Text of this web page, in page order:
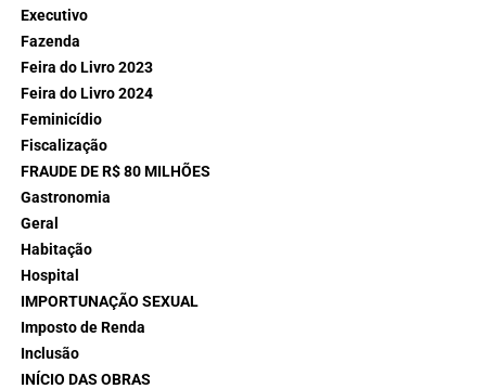
Executivo
Fazenda
Feira do Livro 2023
Feira do Livro 2024
Feminicídio
Fiscalização
FRAUDE DE R$ 80 MILHÕES
Gastronomia
Geral
Habitação
Hospital
IMPORTUNAÇÃO SEXUAL
Imposto de Renda
Inclusão
INÍCIO DAS OBRAS